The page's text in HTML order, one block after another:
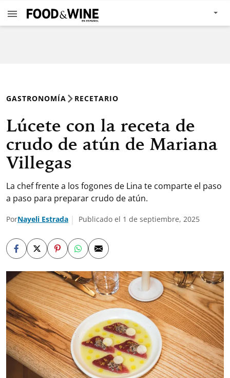
GASTRONOMÍA RECETARIO
Lúcete con la receta de
crudo de atún de Mariana
Villegas
La chef frente a los fogones de Lina te comparte el paso
a paso para preparar crudo de atún.
PorNayeli Estrada Publicado el 1 de septiembre, 2025